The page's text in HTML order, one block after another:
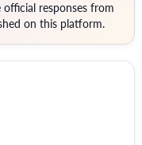
responses from
on this platform.